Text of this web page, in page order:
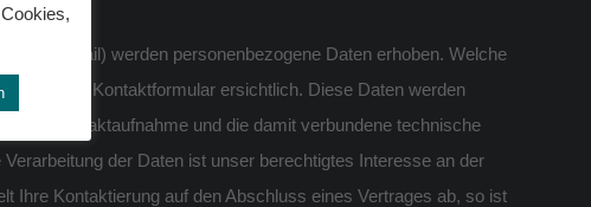
E-Mail) werden personenbezogene Daten erhoben. Welche
Kontaktformular ersichtlich. Diese Daten werden
die Kontaktaufnahme und die damit verbundene technische
der Daten ist unser berechtigtes Interesse an der
Ihre Kontaktierung auf den Abschluss eines Vertrages ab, so ist